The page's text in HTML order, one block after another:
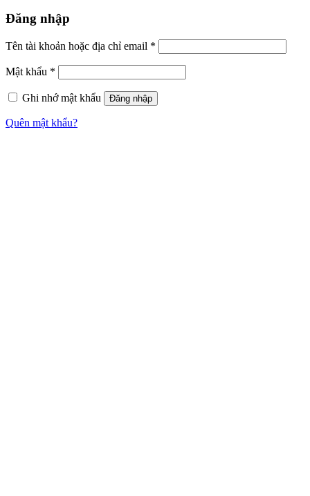
Đăng nhập
Tên tài khoản hoặc địa chỉ email *
Mật khẩu *
Ghi nhớ mật khẩu Đăng nhập
Quên mật khẩu?